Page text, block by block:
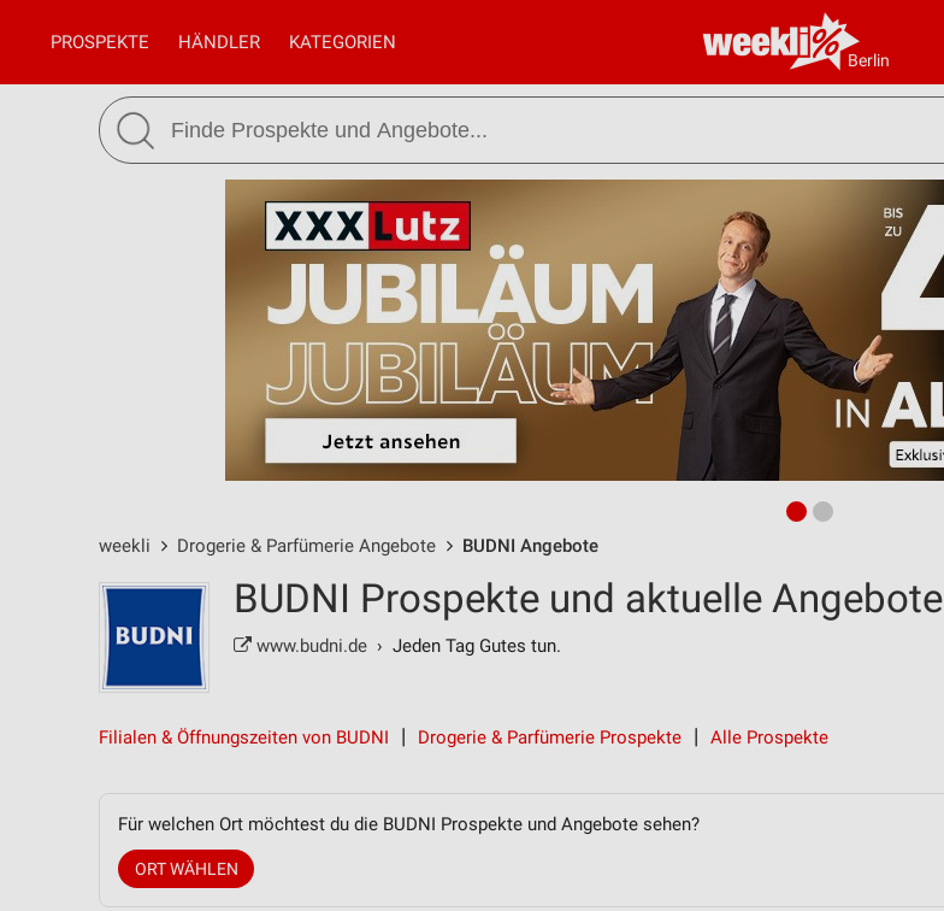
Berlin
PROSPEKTE HÄNDLER KATEGORIEN
weekli Drogerie & Parfümerie Angebote BUDNI Angebote
BUDNI Prospekte und aktuelle Angebote
www.budni.de › Jeden Tag Gutes tun.
Filialen & Öffnungszeiten von BUDNI Drogerie & Parfümerie Prospekte Alle Prospekte
Für welchen Ort möchtest du die BUDNI Prospekte und Angebote sehen?
ORT WÄHLEN